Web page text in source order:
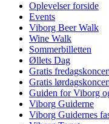
Oplevelser forside
Events
Viborg Beer Walk
Wine Walk
Sommerbilletten
Øllets Dag
Gratis
Gratis
Guiden for Viborg
Viborg Guiderne
Viborg Guidernes